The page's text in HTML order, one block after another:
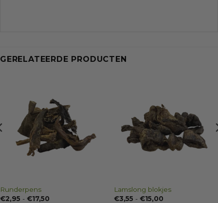
GERELATEERDE PRODUCTEN
Runderpens
€2,95 - €17,50Prijsklasse:
Lamslong blokjes
€3,55 - €15,00Prijsklasse: